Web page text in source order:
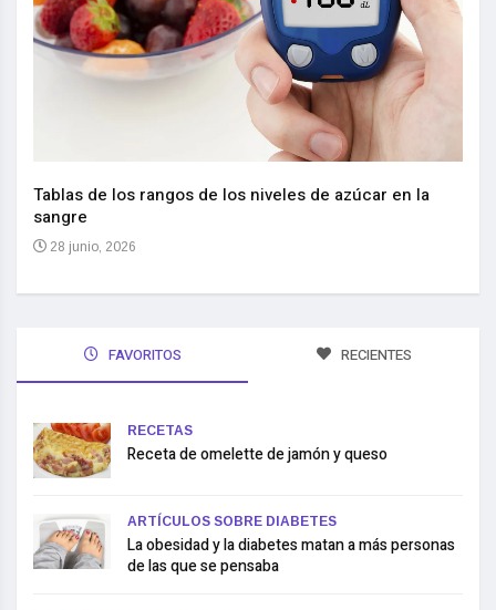
Tablas de los rangos de los niveles de azúcar en la
sangre
28 junio, 2026
FAVORITOS RECIENTES
RECETAS
Receta de omelette de jamón y queso
ARTÍCULOS SOBRE DIABETES
La obesidad y la diabetes matan a más personas
de las que se pensaba